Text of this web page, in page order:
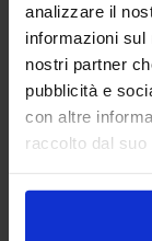
analizzare il
informazioni
nostri partner
pubblicità e
con altre
raccolto dal suo